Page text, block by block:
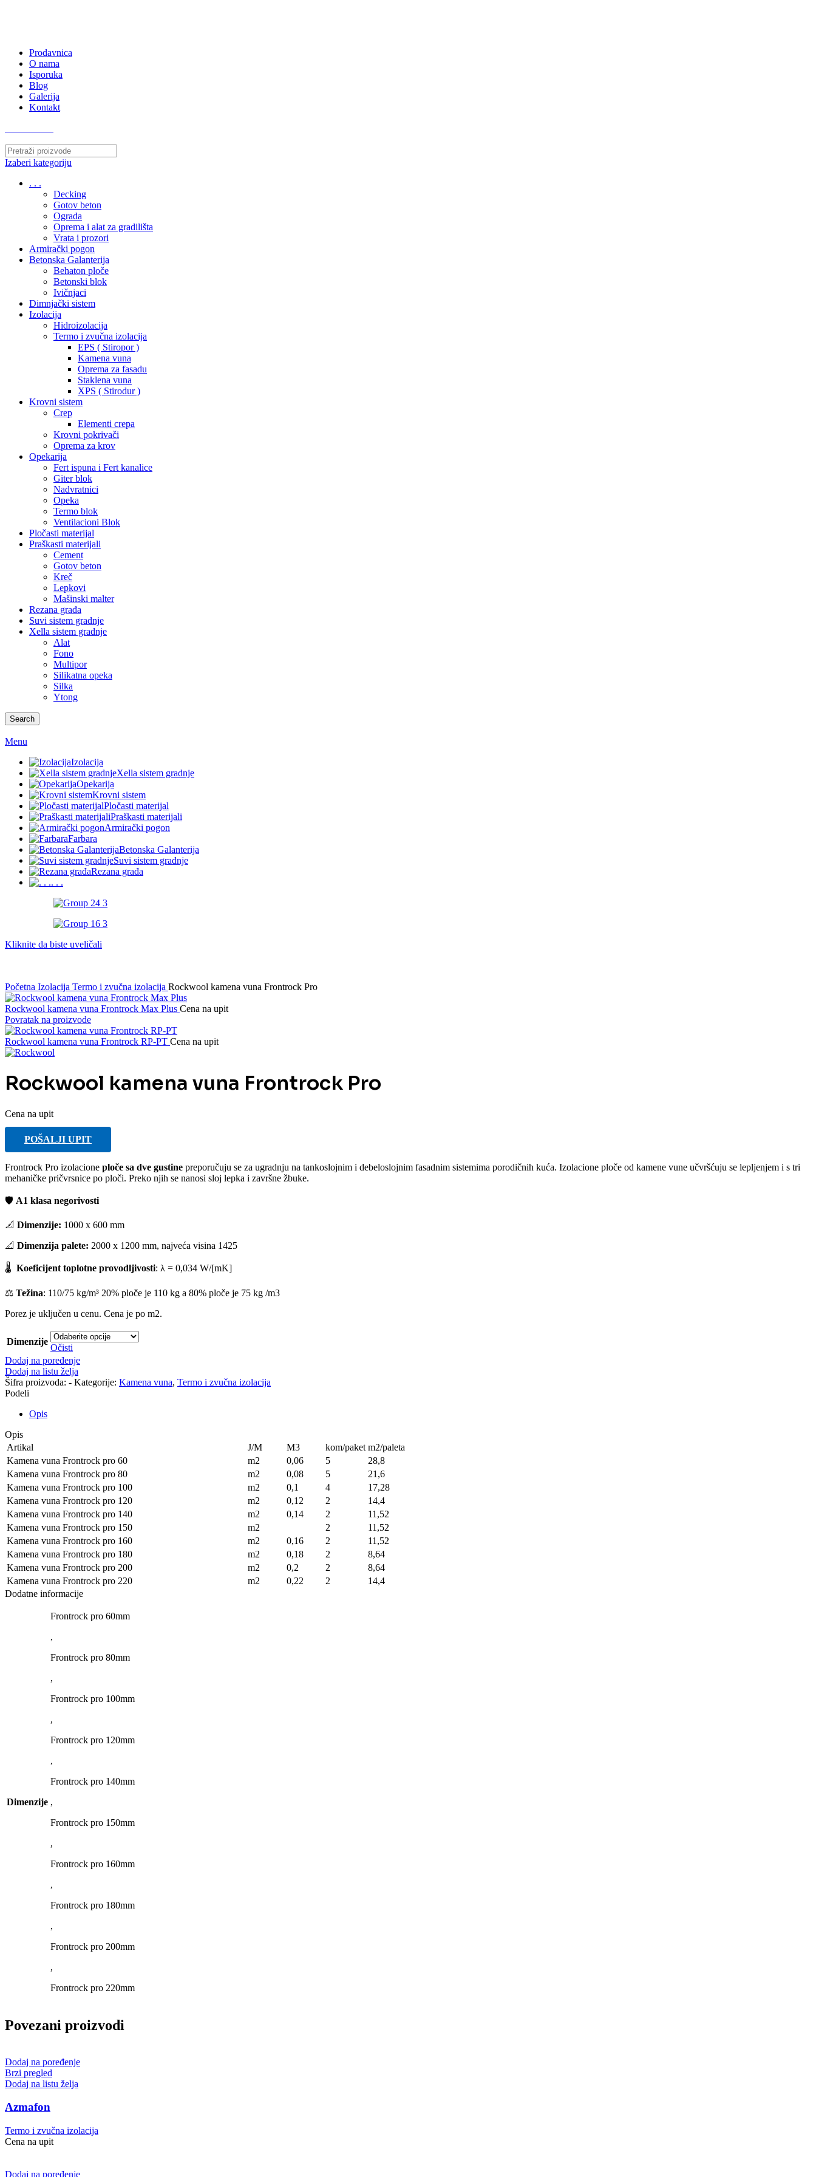
Prodavnica
O nama
Isporuka
Blog
Galerija
Kontakt
Izaberi kategoriju
. . .
Decking
Gotov beton
Ograda
Oprema i alat za gradilišta
Vrata i prozori
Armirački pogon
Betonska Galanterija
Behaton ploče
Betonski blok
Ivičnjaci
Dimnjački sistem
Izolacija
Hidroizolacija
Termo i zvučna izolacija
EPS ( Stiropor )
Kamena vuna
Oprema za fasadu
Staklena vuna
XPS ( Stirodur )
Krovni sistem
Crep
Elementi crepa
Krovni pokrivači
Oprema za krov
Opekarija
Fert ispuna i Fert kanalice
Giter blok
Nadvratnici
Opeka
Termo blok
Ventilacioni Blok
Pločasti materijal
Praškasti materijali
Cement
Gotov beton
Kreč
Lepkovi
Mašinski malter
Rezana građa
Suvi sistem gradnje
Xella sistem gradnje
Alat
Fono
Multipor
Silikatna opeka
Silka
Ytong
Search
Menu
Izolacija
Xella sistem gradnje
Opekarija
Krovni sistem
Pločasti materijal
Praškasti materijali
Armirački pogon
Farbara
Betonska Galanterija
Suvi sistem gradnje
Rezana građa
. . .
Kliknite da biste uveličali
Početna Izolacija Termo i zvučna izolacija Rockwool kamena vuna Frontrock Pro
Rockwool kamena vuna Frontrock Max Plus Cena na upit
Povratak na proizvode
Rockwool kamena vuna Frontrock RP-PT Cena na upit
Rockwool kamena vuna Frontrock Pro
Cena na upit
POŠALJI UPIT
Frontrock Pro izolacione ploče sa dve gustine preporučuju se za ugradnju na tankoslojnim i debeloslojnim fasadnim sistemima porodičnih kuća. Izolacione ploče od kamene vune učvršćuju se lepljenjem i s tri
mehaničke pričvrsnice po ploči. Preko njih se nanosi sloj lepka i završne žbuke.
🛡️ A1 klasa negorivosti
📐 Dimenzije: 1000 x 600 mm
📐 Dimenzija palete: 2000 x 1200 mm, najveća visina 1425
🌡️ Koeficijent toplotne provodljivosti: λ = 0,034 W/[mK]
⚖️ Težina: 110/75 kg/m³ 20% ploče je 110 kg a 80% ploče je 75 kg /m3
Porez je uključen u cenu. Cena je po m2.
Dimenzije
Očisti
Dodaj na poređenje
Dodaj na listu želja
Šifra proizvoda: - Kategorije: Kamena vuna, Termo i zvučna izolacija
Podeli
Opis
Opis
Artikal
J/M M3 kom/paket m2/paleta
Kamena vuna Frontrock pro 60
m2 0,06 5
28,8
Kamena vuna Frontrock pro 80
m2 0,08 5
21,6
Kamena vuna Frontrock pro 100
m2 0,1 4
17,28
Kamena vuna Frontrock pro 120
m2 0,12 2
14,4
Kamena vuna Frontrock pro 140
m2 0,14 2
11,52
Kamena vuna Frontrock pro 150
m2 2
11,52
Kamena vuna Frontrock pro 160
m2 0,16 2
11,52
Kamena vuna Frontrock pro 180
m2 0,18 2
8,64
Kamena vuna Frontrock pro 200
m2 0,2 2
8,64
Kamena vuna Frontrock pro 220
m2 0,22 2
14,4
Dodatne informacije
Dimenzije
Frontrock pro 60mm
,
Frontrock pro 80mm
,
Frontrock pro 100mm
,
Frontrock pro 120mm
,
Frontrock pro 140mm
,
Frontrock pro 150mm
,
Frontrock pro 160mm
,
Frontrock pro 180mm
,
Frontrock pro 200mm
,
Frontrock pro 220mm
Povezani proizvodi
Dodaj na poređenje
Brzi pregled
Dodaj na listu želja
Azmafon
Termo i zvučna izolacija
Cena na upit
Dodaj na poređenje